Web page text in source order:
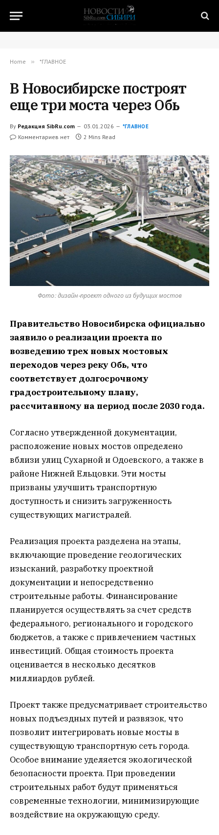
Home » *ГЛАВНОЕ
В Новосибирске построят
еще три моста через Обь
By Редакция SibRu.com 03.01.2026 *ГЛАВНОЕ
Комментариев нет 2 Mins Read
Фото: дизайн-проект одного из будущих мостов
Правительство Новосибирска официально
заявило о реализации проекта по
возведению трех новых мостовых
переходов через реку Обь, что
соответствует долгосрочному
градостроительному плану,
рассчитанному на период после 2030 года.
Согласно утвержденной документации,
расположение новых мостов определено
вблизи улиц Сухарной и Одоевского, а также в
районе Нижней Ельцовки. Эти мосты
призваны улучшить транспортную
доступность и снизить загруженность
существующих магистралей.
Реализация проекта разделена на этапы,
включающие проведение геологических
изысканий, разработку проектной
документации и непосредственно
строительные работы. Финансирование
планируется осуществлять за счет средств
федерального, регионального и городского
бюджетов, а также с привлечением частных
инвестиций. Общая стоимость проекта
оценивается в несколько десятков
миллиардов рублей.
Проект также предусматривает строительство
новых подъездных путей и развязок, что
позволит интегрировать новые мосты в
существующую транспортную сеть города.
Особое внимание уделяется экологической
безопасности проекта. При проведении
строительных работ будут применяться
современные технологии, минимизирующие
воздействие на окружающую среду.